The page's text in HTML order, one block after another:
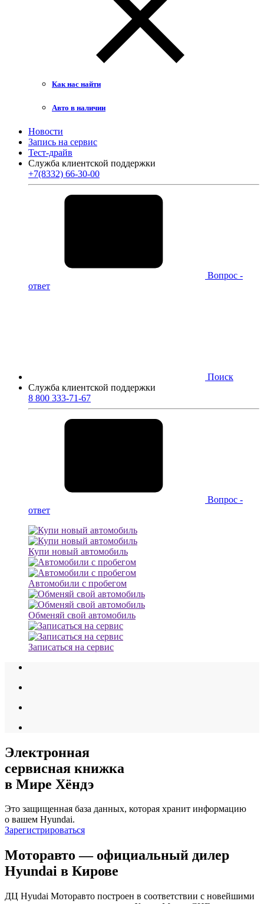
Как нас найти
Авто в наличии
Новости
Запись на сервис
Тест-драйв
Служба клиентской поддержки
+7(8332) 66-30-00
Вопрос -
ответ
Поиск
Служба клиентской поддержки
8 800 333-71-67
Вопрос -
ответ
Купи новый автомобиль
Автомобили с пробегом
Обменяй свой автомобиль
Записаться на сервис
Электронная
сервисная книжка
в Мире Хёндэ
Это защищенная база данных, которая хранит информацию
о вашем Hyundai.
Зарегистрироваться
Моторавто — официальный дилер
Hyundai в Кирове
ДЦ Hyudai Моторавто построен в соответствии с новейшими